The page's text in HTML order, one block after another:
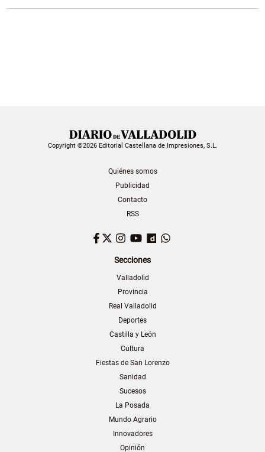
Copyright ©2026 Editorial Castellana de Impresiones, S.L.
Quiénes somos
Publicidad
Contacto
RSS
Facebook
TwitterInstagram
YouTubeDailymotion
Secciones
Valladolid
Provincia
Real Valladolid
Deportes
Castilla y León
Cultura
Fiestas de San Lorenzo
Sanidad
Sucesos
La Posada
Mundo Agrario
Innovadores
Opinión